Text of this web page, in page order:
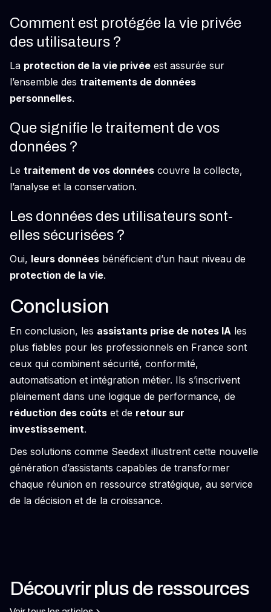
Comment est protégée la vie privée
des utilisateurs ?
La protection de la vie privée est assurée sur
l’ensemble des traitements de données
personnelles.
Que signifie le traitement de vos
données ?
Le traitement de vos données couvre la collecte,
l’analyse et la conservation.
Les données des utilisateurs sont-
elles sécurisées ?
Oui, leurs données bénéficient d’un haut niveau de
protection de la vie.
Conclusion
En conclusion, les assistants prise de notes IA les
plus fiables pour les professionnels en France sont
ceux qui combinent sécurité, conformité,
automatisation et intégration métier. Ils s’inscrivent
pleinement dans une logique de performance, de
réduction des coûts et de retour sur
investissement.
Des solutions comme Seedext illustrent cette nouvelle
génération d’assistants capables de transformer
chaque réunion en ressource stratégique, au service
de la décision et de la croissance.
Découvrir plus de ressources